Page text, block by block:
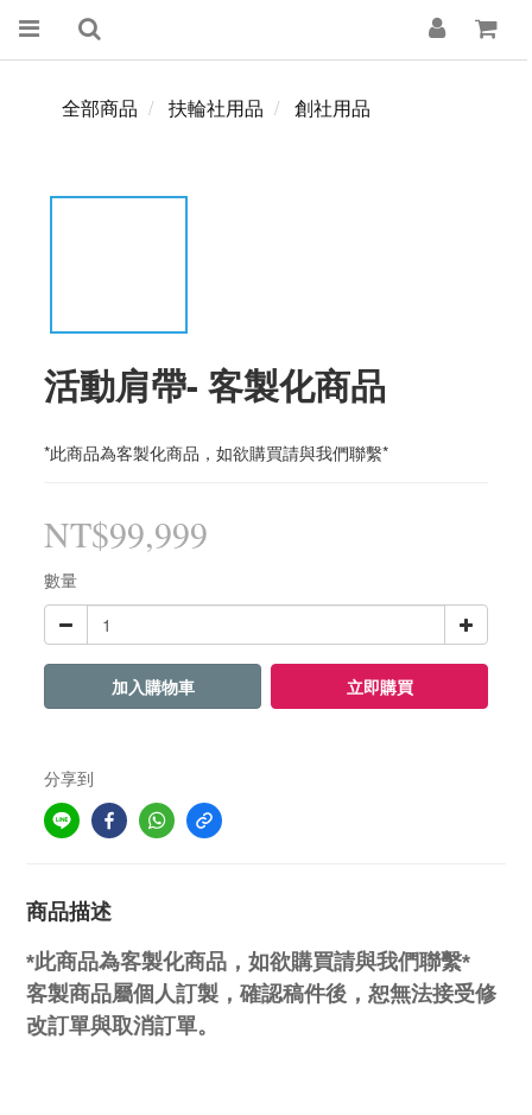
全部商品 扶輪社用品 創社用品
活動肩帶- 客製化商品
*此商品為客製化商品，如欲購買請與我們聯繫*
NT$99,999
數量
加入購物車 立即購買
分享到
商品描述
*此商品為客製化商品，如欲購買請與我們聯繫*
客製商品屬個人訂製，確認稿件後，恕無法接受修
改訂單與取消訂單。